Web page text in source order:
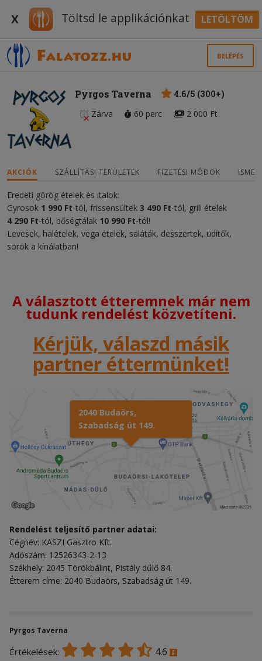
X Töltsd le applikációnkat LETÖLTÖM
BELÉPÉS
Pyrgos Taverna
4.6/5 (300+)
Zárva
60 perc 2 000 Ft
AKCIÓK SZÁLLÍTÁSI TERÜLETEK FIZETÉSI MÓDOK
Eredeti görög ételek és italok:
Gyrosok 1 990 Ft-tól, frissensültek 3 490 Ft-tól, grill ételek
4 290 Ft-tól, bőségtálak 10 990 Ft-tól!
Levesek, halételek, vega ételek, saláták, desszertek, üdítők,
sörök a kínálatban!
A választott étteremnek már nem
tudunk rendelést közvetíteni.
Kérjük, válaszd másik
partner éttermünket!
2040 Budaörs,
Szabadság út 149.
Rendelést teljesítő partner adatai:
Cégnév: KASZI Gasztro Kft.
Adószám: 12526343-2-13
Székhely: 2045 Törökbálint, Pistály dűlő 84.
Étterem címe: 2040 Budaörs, Szabadság út 149.
Pyrgos Taverna
Értékelések: 4.6